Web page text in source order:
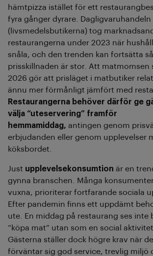
hämtpizza istället för ett
fyra gånger dyrare. Dagligvaruhandeln
(livsmedelsbutikerna) tog
restaurangerna under 2023 när
snåla, och den trenden kan fortsätta
prisskillnaden är stor. Att matmomsen
2026 gör att prisläget i matbutiker
ännu mer förmånligt jämfört med
Restaurangerna behöver därför ge
välja “uteservering” framför
hemmamiddag, antingen genom
erbjudanden eller genom upplevelser
köksbordet.
Just upplevelsekonsumtion är en
gynna branschen. Många
vuxna, prioriterar fortfarande sociala
Efter pandemin finns ett uppdämt
ute. En middag på restaurang ses inte
“köpa mat” utan som en social
Gästerna ställer dock högre krav när
förväntar sig god service, trevlig miljö